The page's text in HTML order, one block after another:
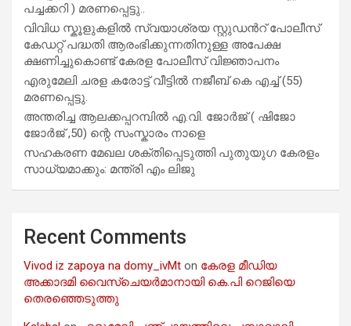
പച്ചക്കറി ) മരണപ്പെട്ടു..
വിവിധ സ്കൂളുകളില്‍ സ്വയാശ്രയ സ്റ്റുഡന്‍റ് പോലീസ്
കേഡറ്റ് പദ്ധതി ആരംഭിക്കുന്നതിനുള്ള അപേക്ഷ
ക്ഷണിച്ചുകൊണ്ട് കേരള പോലീസ് വിജ്ഞാപനം
എരുമേലി ചരള കരോട്ട് വീട്ടിൽ നജീബ് കെ എച്ച് (55)
മരണപ്പെട്ടു.
അന്തരിച്ച ആ​ല​ക്ക​പ്പ​റമ്പിൽ​ എ.​വി. ജോ​ർ​ജ് ( ഷിജോ
ജോർജ് ,50) ന്റെ സംസ്കാരം നാളെ
സഹകരണ മേഖല ശക്തിപ്പെടുത്തി പുതുയുഗ കേരളം
സാധ്യമാക്കും: മന്ത്രി എം ലിജു
Recent Comments
Vivod iz zapoya na domy_ivMt on കേരള മീഡിയ
അക്കാദമി വൈസ്ചെയർമാനായി കെ.പി റെജിയെ
തെരഞ്ഞെടുത്തു